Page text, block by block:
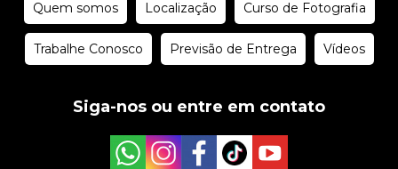
Quem somos Localização Curso de Fotografia
Trabalhe Conosco Previsão de Entrega Vídeos
Siga-nos ou entre em contato